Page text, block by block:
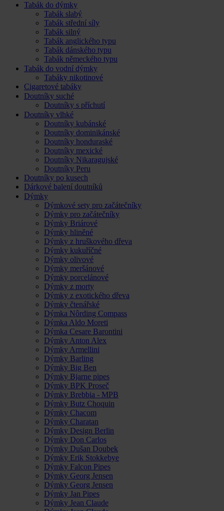
Tabák do dýmky
Tabák slabý
Tabák střední síly
Tabák silný
Tabák anglického typu
Tabák dánského typu
Tabák německého typu
Tabák do vodní dýmky
Tabáky nikotinové
Cigaretové tabáky
Doutníky suché
Doutníky s příchutí
Doutníky vlhké
Doutníky kubánské
Doutníky dominikánské
Doutníky honduraské
Doutníky mexické
Doutníky Nikaragujské
Doutníky Peru
Doutníky po kusech
Dárkové balení doutníků
Dýmky
Dýmkové sety pro začátečníky
Dýmky pro začátečníky
Dýmky Briárové
Dýmky hliněné
Dýmky z hruškového dřeva
Dýmky kukuříčné
Dýmky olivové
Dýmky meršánové
Dýmky porcelánové
Dýmky z morty
Dýmky z exotického dřeva
Dýmky čtenářské
Dýmka Nôrding Compass
Dýmka Aldo Moreti
Dýmka Cesare Barontini
Dýmky Anton Alex
Dýmky Armellini
Dýmky Barling
Dýmky Big Ben
Dýmky Bjarne pipes
Dýmky BPK Proseč
Dýmky Brebbia - MPB
Dýmky Butz Choquin
Dýmky Chacom
Dýmky Charatan
Dýmky Design Berlin
Dýmky Don Carlos
Dýmky Dušan Doubek
Dýmky Erik Stokkebye
Dýmky Falcon Pipes
Dýmky Georg Jensen
Dýmky Georg Jensen
Dýmky Jan Pipes
Dýmky Jean Claude